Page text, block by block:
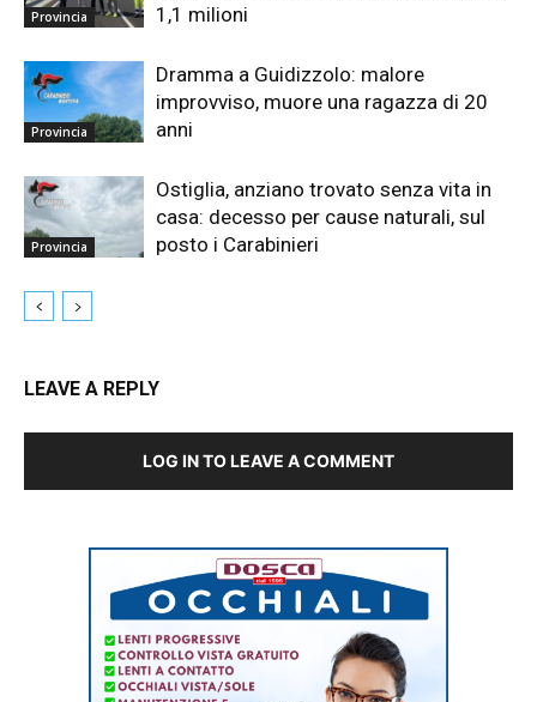
Provincia
1,1 milioni
Provincia
Dramma a Guidizzolo: malore
improvviso, muore una ragazza di 20
anni
Provincia
Ostiglia, anziano trovato senza vita in
casa: decesso per cause naturali, sul
posto i Carabinieri
LEAVE A REPLY
LOG IN TO LEAVE A COMMENT